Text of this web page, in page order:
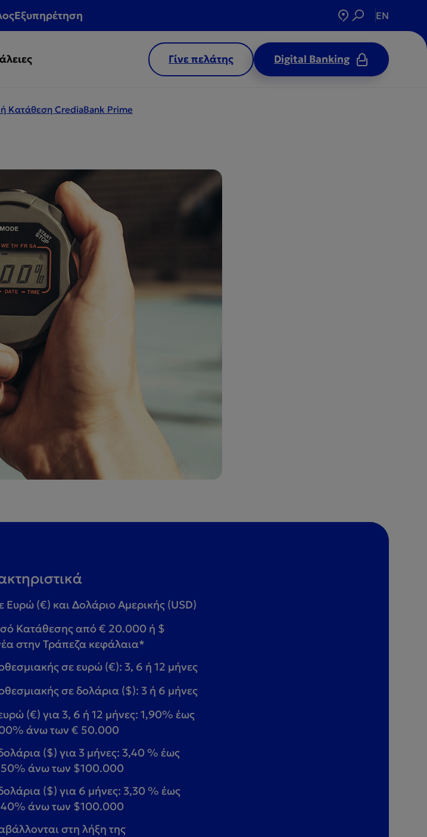
Εξυπηρέτηση EN
Γίνε πελάτης Digital Banking
Κατάθεση CrediaBank Prime
Ευρώ (€) και Δολάριο Αμερικής (USD)
Κατάθεσης από € 20.000 ή $
στην Τράπεζα κεφάλαια*
σε ευρώ (€): 3, 6 ή 12 μήνες
σε δολάρια ($): 3 ή 6 μήνες
(€) για 3, 6 ή 12 μήνες: 1,90% έως
άνω των € 50.000
($) για 3 μήνες: 3,40 % έως
άνω των $100.000
($) για 6 μήνες: 3,30 % έως
άνω των $100.000
στη λήξη της